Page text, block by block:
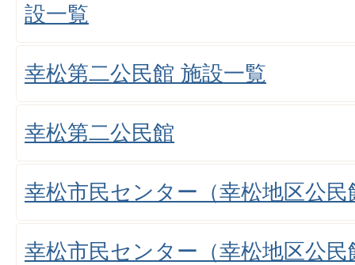
設一覧
幸松第二公民館 施設一覧
幸松第二公民館
幸松市民センター（幸松地区公民
幸松市民センター（幸松地区公民